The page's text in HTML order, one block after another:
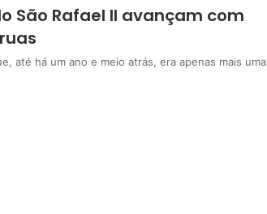
São Rafael II avançam com
até há um ano e meio atrás, era apenas mais uma